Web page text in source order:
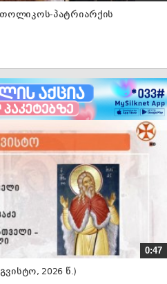
პატრიარქის
0:47
2026 წ.)